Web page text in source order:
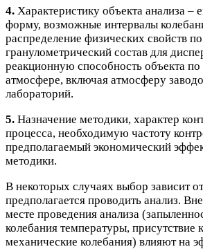
4. Характеристику объекта анализа –
форму, возможные интервалы
распределение физических свойств
гранулометрический состав для
реакционную способность объекта
атмосфере, включая атмосферу
лабораторий.
5. Назначение методики, характер
процесса, необходимую частоту
предполагаемый экономический
методики.
В некоторых случаях выбор зависит
предполагается проводить анализ.
месте проведения анализа
колебания температуры, присутствие
механические колебания) влияют на